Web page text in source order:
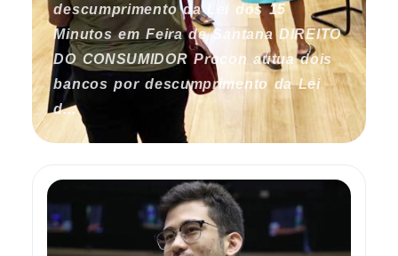
descumprimento da Lei dos 15
Minutos em Feira de Santana DIREITO
DO CONSUMIDOR Procon autua dois
bancos por descumprimento da Lei
d...